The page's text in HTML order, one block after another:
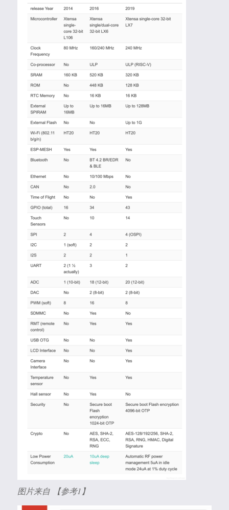
图片来自 【参考1】